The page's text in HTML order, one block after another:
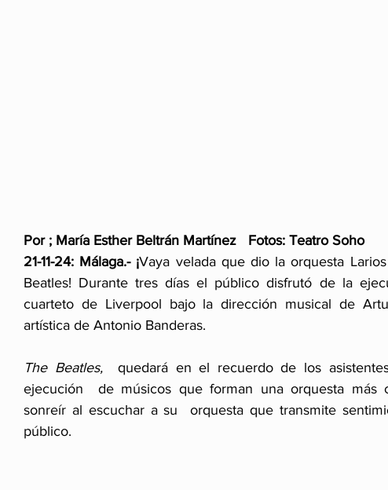
Por ; María Esther Beltrán Martínez   Fotos: Teatro Soho
21-11-24: Málaga.- ¡Vaya velada que dio la orquesta
Beatles! Durante tres días el público disfrutó de la
cuarteto de Liverpool bajo la dirección musical de
artística de Antonio Banderas.
The Beatles, quedará en el recuerdo de los
ejecución  de músicos que forman una orquesta más
sonreír al escuchar a su  orquesta que transmite
público.